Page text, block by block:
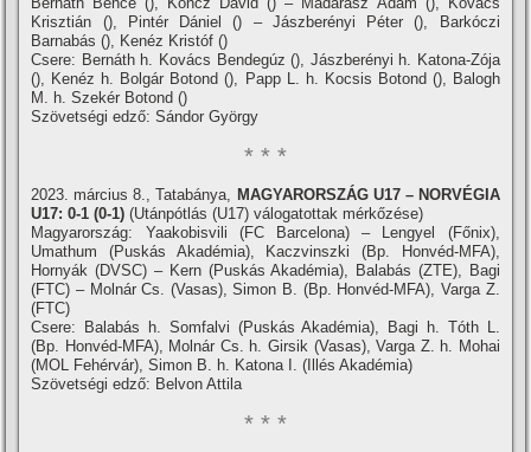
Krisztián (), Pintér Dániel () – Jászberényi Péter (), Barkóczi
Barnabás (), Kenéz Kristóf ()
Csere: Bernáth h. Kovács Bendegúz (), Jászberényi h. Katona-Zója
(), Kenéz h. Bolgár Botond (), Papp L. h. Kocsis Botond (), Balogh
M. h. Szekér Botond ()
Szövetségi edző: Sándor György
* * *
2023. március 8., Tatabánya, MAGYARORSZÁG U17 – NORVÉGIA
U17: 0-1 (0-1) (Utánpótlás (U17) válogatottak mérkőzése)
Magyarország: Yaakobisvili (FC Barcelona) – Lengyel (Főnix),
Umathum (Puskás Akadémia), Kaczvinszki (Bp. Honvéd-MFA),
Hornyák (DVSC) – Kern (Puskás Akadémia), Balabás (ZTE), Bagi
(FTC) – Molnár Cs. (Vasas), Simon B. (Bp. Honvéd-MFA), Varga Z.
(FTC)
Csere: Balabás h. Somfalvi (Puskás Akadémia), Bagi h. Tóth L.
(Bp. Honvéd-MFA), Molnár Cs. h. Girsik (Vasas), Varga Z. h. Mohai
(MOL Fehérvár), Simon B. h. Katona I. (Illés Akadémia)
Szövetségi edző: Belvon Attila
* * *